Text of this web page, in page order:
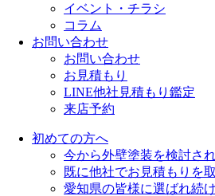
イベント・チラシ
コラム
お問い合わせ
お問い合わせ
お見積もり
LINE他社見積もり鑑定
来店予約
初めての方へ
今から外壁塗装を検討さ
既に他社でお見積もりを
愛知県の皆様に選ばれ続